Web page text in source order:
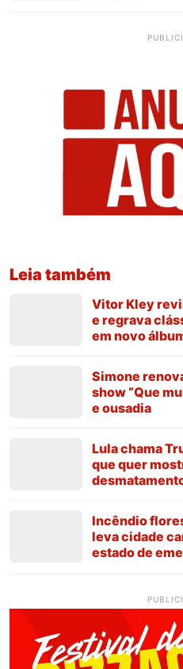
Leia também
Vitor Kley
e regrava
em novo
Simone
show “Que
e ousadia
Lula chama
que quer
Incêndio
leva cidade
estado de